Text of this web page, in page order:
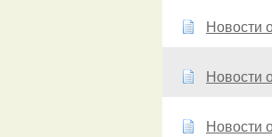
Новости
Новости
Новости